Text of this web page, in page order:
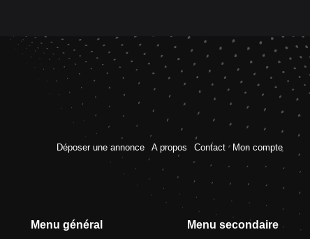
Déposer une annonce A propos Contact Mon compte
Menu général Menu secondaire